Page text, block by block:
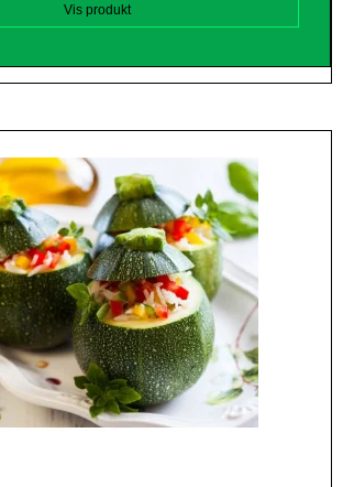
Vis produkt